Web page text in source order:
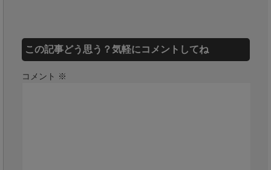
この記事どう思う？気軽にコメントしてね
コメント ※